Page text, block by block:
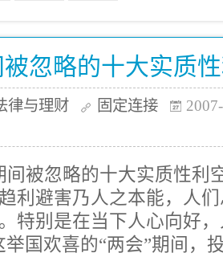
被忽略的十大实质
律与理财 固定连接
被忽略的十大实质性
利避害乃人之本能，人
特别是在当下人心向好
举国欢喜的“两会”期间，